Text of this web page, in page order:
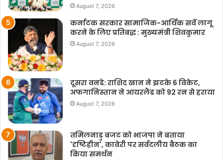
August 7, 2026
कर्नाटक सरकार सामाजिक-आर्थिक सर्वे लागू
करने के लिए प्रतिबद्ध : मुख्यमंत्री शिवकुमार
August 7, 2026
दूसरा वनडे: राशिद खान ने झटके 6 विकेट,
अफगानिस्तान ने आयरलैंड को 92 रन से हराया
August 7, 2026
तमिलनाडु बजट को भाजपा ने बताया
'दृष्टिहीन', कावेरी पर सर्वदलीय बैठक का
किया समर्थन